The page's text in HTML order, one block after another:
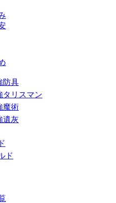
防具
タリスマン
魔術
遺灰
ド